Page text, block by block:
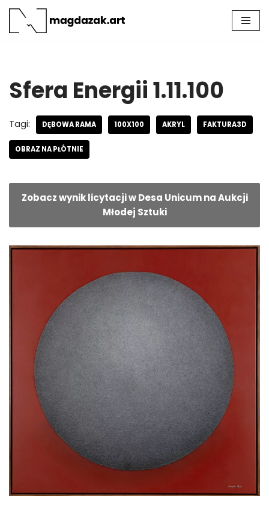
Przejdź
Sfera Energii 1.11.100
Tagi: DĘBOWA RAMA 100X100 AKRYL FAKTURA3D
OBRAZ NA PŁÓTNIE
Zobacz wynik licytacji w Desa Unicum na Aukcji
Młodej Sztuki